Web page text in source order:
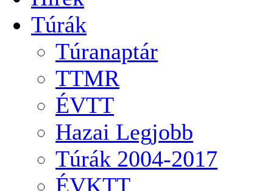
Túrák
Túranaptár
TTMR
ÉVTT
Hazai Legjobb
Túrák 2004-2017
ÉVKTT